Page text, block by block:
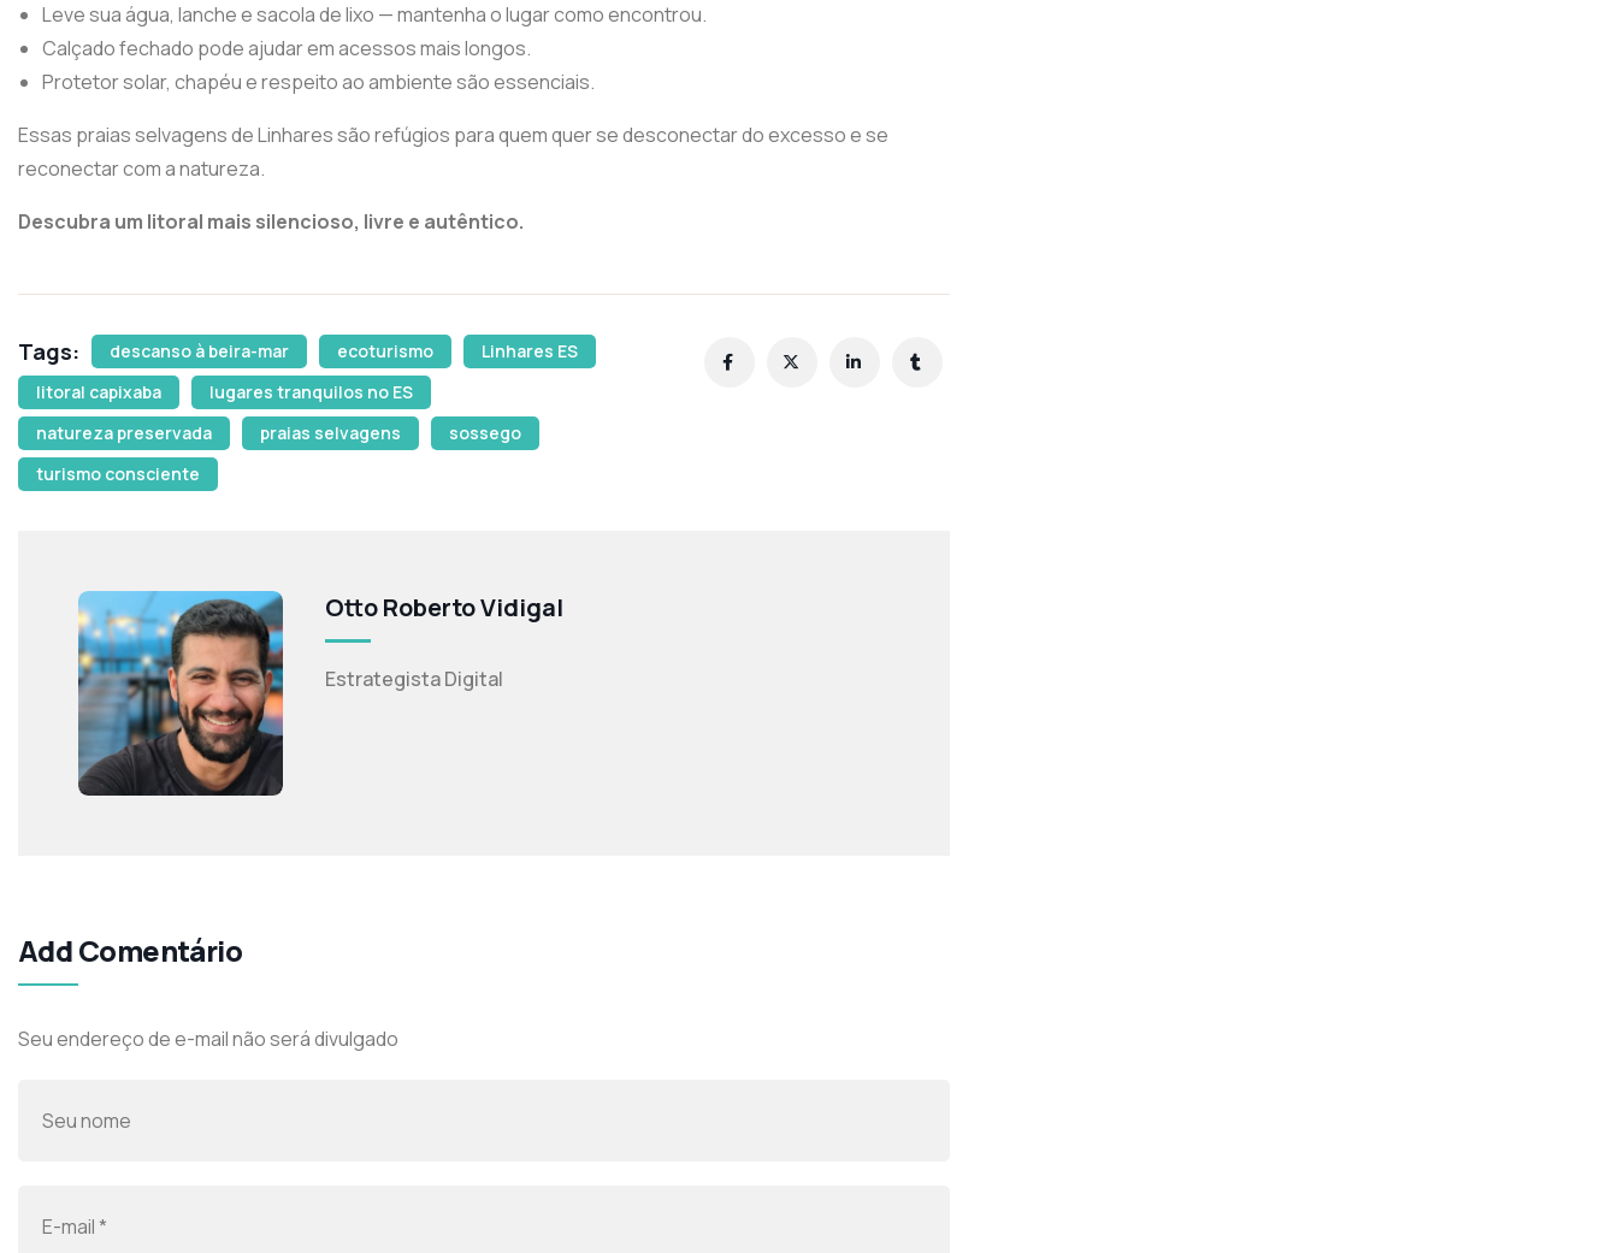
Leve sua água, lanche e sacola de lixo — mantenha o lugar como encontrou.
Calçado fechado pode ajudar em acessos mais longos.
Protetor solar, chapéu e respeito ao ambiente são essenciais.
Essas praias selvagens de Linhares são refúgios para quem quer se desconectar do excesso e se
reconectar com a natureza.
Descubra um litoral mais silencioso, livre e autêntico.
Tags: descanso à beira-mar ecoturismo
Linhares ES
litoral capixaba
lugares tranquilos no ES
natureza preservada
praias selvagens
sossego
turismo consciente
Otto Roberto Vidigal
Estrategista Digital
Add Comentário
Seu endereço de e-mail não será divulgado